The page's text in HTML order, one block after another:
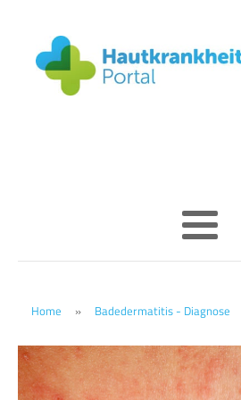
Home » Badedermatitis - Diagnose